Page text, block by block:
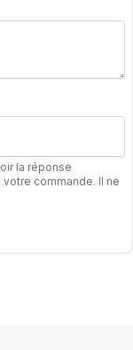
la réponse
commande. Il ne